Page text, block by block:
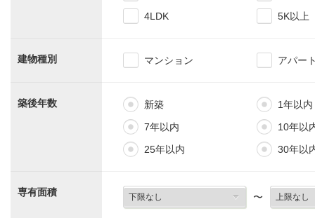
4LDK
5K以上
建物種別 マンション アパー
築後年数 新築
1年以内
7年以内
10年以
25年以内
30年以
専有面積 〜